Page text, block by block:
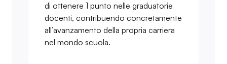
di ottenere 1 punto nelle graduatorie
docenti, contribuendo concretamente
all’avanzamento della propria carriera
nel mondo scuola.